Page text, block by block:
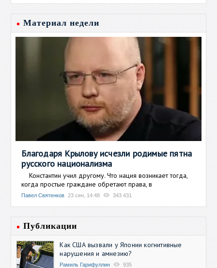
Материал недели
Благодаря Крылову исчезли родимые пятна
русского национализма
Константин учил другому. Что нация возникает тогда,
когда простые граждане обретают права, в
Павел Святенков 23 сен, 14:48 343 431
Публикации
Как США вызвали у Японии когнитивные
нарушения и амнезию?
Рамиль Гарифуллин 935